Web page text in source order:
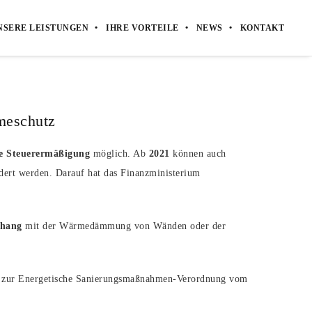
LEISTUNGEN IHRE VORTEILE NEWS KONTAKT
Steuerermäßigung möglich. Ab 2021 können auch
werden. Darauf hat das Finanzministerium
mit der Wärmedämmung von Wänden oder der
Energetische Sanierungsmaßnahmen-Verordnung vom